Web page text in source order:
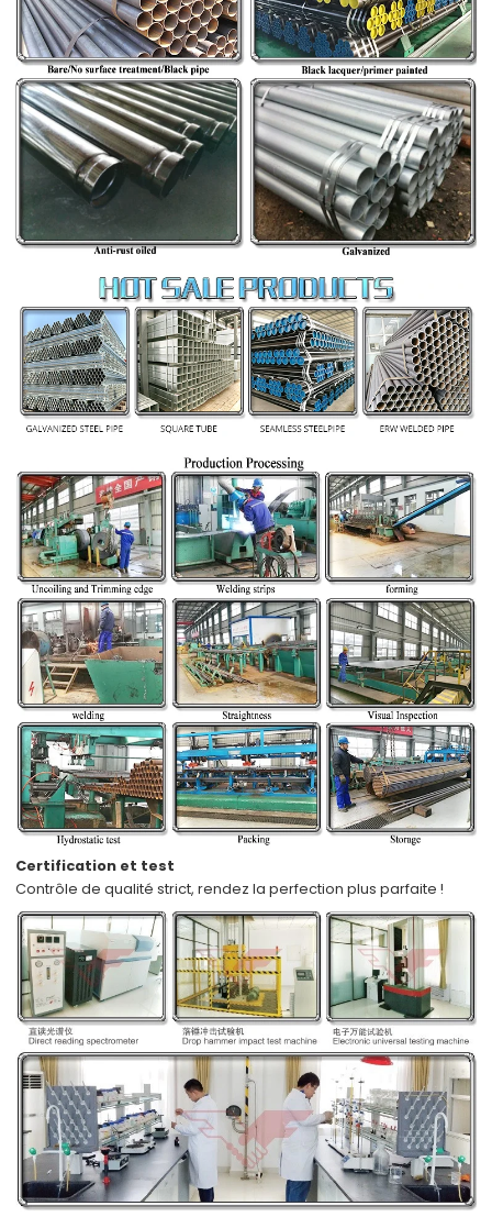
Certification et test
Contrôle de qualité strict, rendez la perfection plus parfaite !